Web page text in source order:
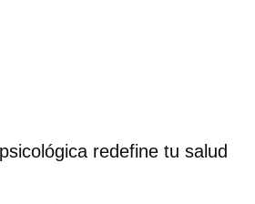
redefine tu salud